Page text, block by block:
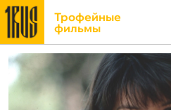
Трофейные
фильмы